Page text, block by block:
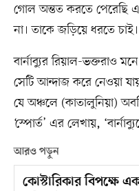
গোল অন্তত করতে পেরেছি
না। তাকে জড়িয়ে ধরতে
বার্নাব্যুর রিয়াল-ভক্তরাও
সেটি আন্দাজ করে নেওয়া যায়,
যে অঞ্চলে (কাতালুনিয়া)
‘স্পোর্ত’ এর লেখায়,
আরও পড়ুন
কোস্টারিকার বিপক্ষে